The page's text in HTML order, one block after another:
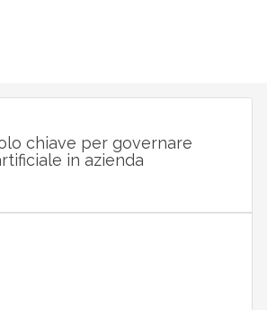
chiave per governare
in azienda